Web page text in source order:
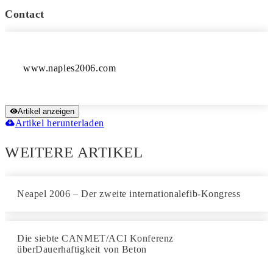
Contact
Artikel anzeigen
Artikel herunterladen
WEITERE ARTIKEL
Neapel 2006 – Der zweite internationalefib-Kongress
Die siebte CANMET/ACI Konferenz
überDauerhaftigkeit von Beton